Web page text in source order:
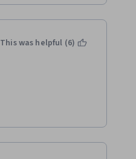
This was helpful (6)